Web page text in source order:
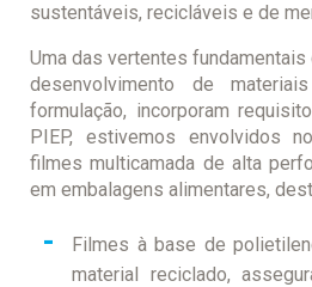
sustentáveis, recicláveis e de
Uma das vertentes
desenvolvimento de
formulação, incorporam
PIEP, estivemos envolvidos
filmes multicamada de alta
em embalagens alimentares,
Filmes à base de
material reciclado,